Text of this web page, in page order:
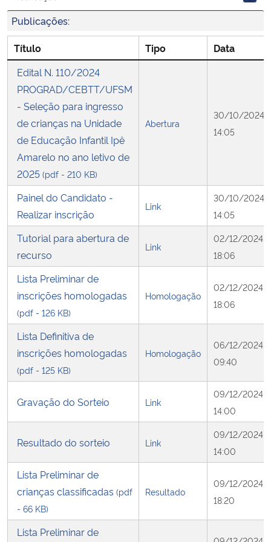
Secretaria-Geral
Secretaria de Governo
Gabinete de Segurança Institucional
Advocacia-Geral da União
Banco Central do Brasil
Planalto
Publicações:
Título Tipo
Data
Edital N. 110/2024
PROGRAD/CEBTT/UFSM
- Seleção para ingresso
de crianças na Unidade
de Educação Infantil Ipê
Amarelo no ano letivo de
2025 (pdf - 210 KB)
Abertura
30/10/2024
14:05
Painel do Candidato -
Realizar inscrição
Link
30/10/2024
14:05
Tutorial para abertura de
recurso
Link
02/12/2024
18:06
Lista Preliminar de
inscrições homologadas
(pdf - 126 KB)
Homologação
02/12/2024
18:06
Lista Definitiva de
inscrições homologadas
(pdf - 125 KB)
Homologação
06/12/2024
09:40
Gravação do Sorteio Link
09/12/2024
14:00
Resultado do sorteio Link
09/12/2024
14:00
Lista Preliminar de
crianças classificadas (pdf
- 66 KB)
Resultado
09/12/2024
18:20
Lista Preliminar de